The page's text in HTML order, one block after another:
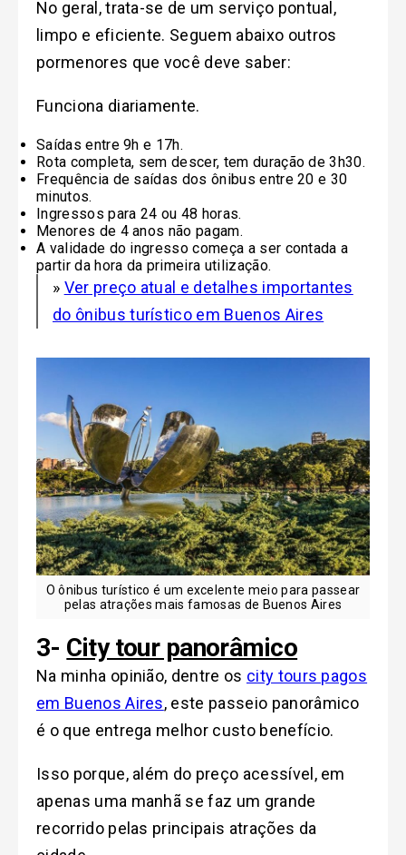
No geral, trata-se de um serviço pontual,
limpo e eficiente. Seguem abaixo outros
pormenores que você deve saber:
Funciona diariamente.
Saídas entre 9h e 17h.
Rota completa, sem descer, tem duração de 3h30.
Frequência de saídas dos ônibus entre 20 e 30
minutos.
Ingressos para 24 ou 48 horas.
Menores de 4 anos não pagam.
A validade do ingresso começa a ser contada a
partir da hora da primeira utilização.
» Ver preço atual e detalhes importantes
do ônibus turístico em Buenos Aires
O ônibus turístico é um excelente meio para passear
pelas atrações mais famosas de Buenos Aires
3- City tour panorâmico
Na minha opinião, dentre os city tours pagos
em Buenos Aires, este passeio panorâmico
é o que entrega melhor custo benefício.
Isso porque, além do preço acessível, em
apenas uma manhã se faz um grande
recorrido pelas principais atrações da